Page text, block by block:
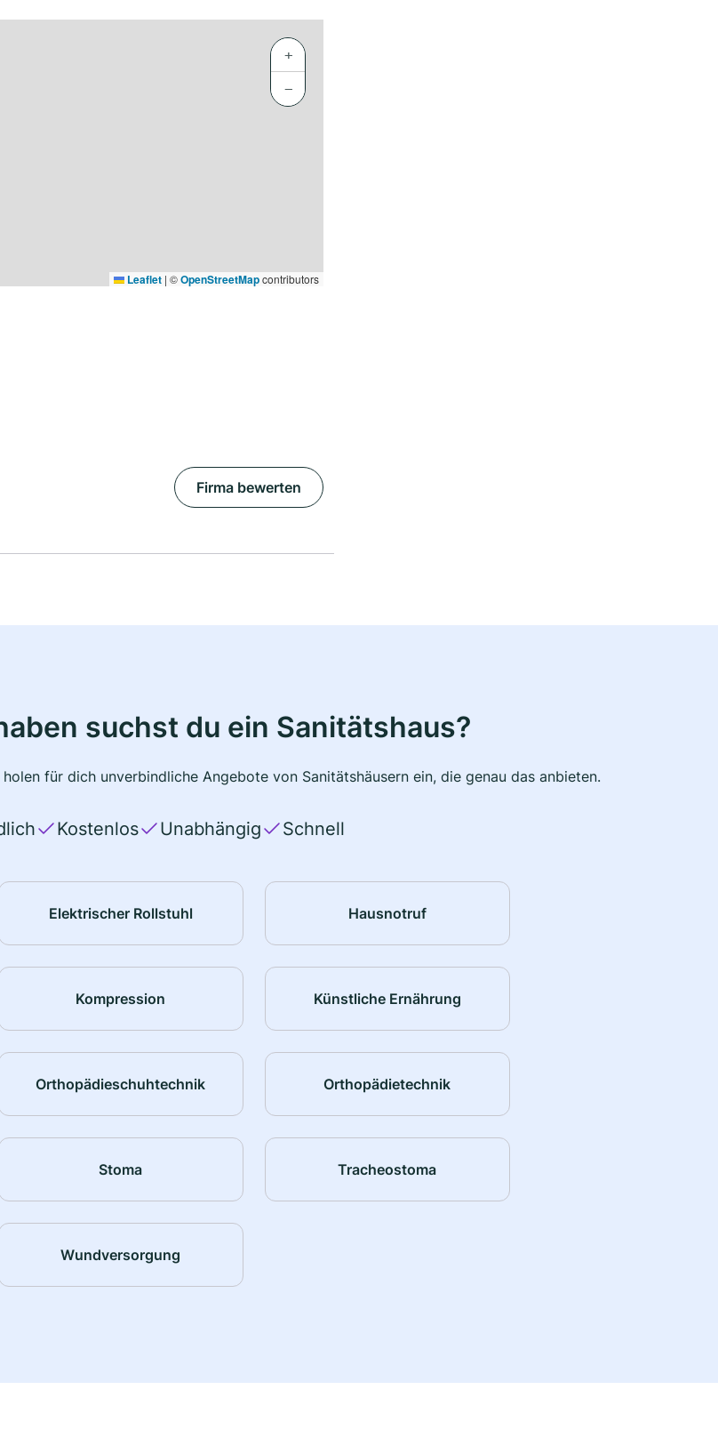
+
−
Leaflet | ©OpenStreetMapcontributors
Firma bewerten
suchst du ein Sanitätshaus?
für dich unverbindliche Angebote von Sanitätshäusern ein, die genau das anbieten.
Kostenlos Unabhängig Schnell
Elektrischer Rollstuhl Hausnotruf
Kompression Künstliche Ernährung
Orthopädieschuhtechnik Orthopädietechnik
Stoma Tracheostoma
Wundversorgung